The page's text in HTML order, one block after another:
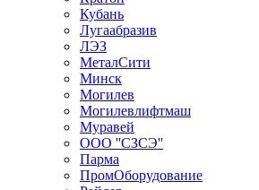
Кубань
Лугаабразив
ЛЭЗ
МеталСити
Минск
Могилев
Могилевлифтмаш
Муравей
ООО ''СЗСЭ''
Парма
ПромОборудование